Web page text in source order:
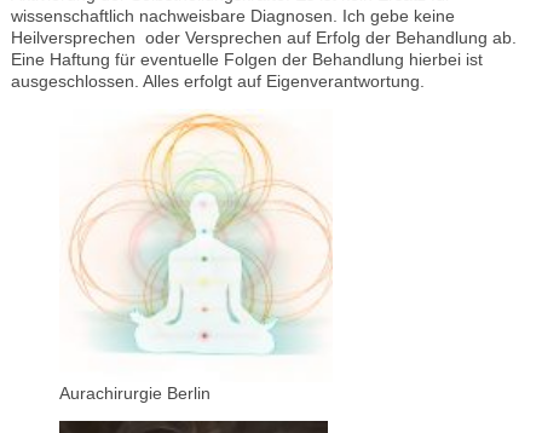
wissenschaftlich nachweisbare Diagnosen. Ich gebe keine
Heilversprechen oder Versprechen auf Erfolg der Behandlung ab.
Eine Haftung für eventuelle Folgen der Behandlung hierbei ist
ausgeschlossen. Alles erfolgt auf Eigenverantwortung.
Aurachirurgie Berlin